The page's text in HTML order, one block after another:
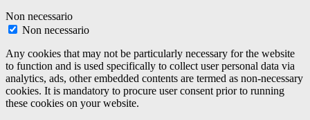
Non necessario
Non necessario
Any cookies that may not be particularly necessary for the website
to function and is used specifically to collect user personal data via
analytics, ads, other embedded contents are termed as non-necessary
cookies. It is mandatory to procure user consent prior to running
these cookies on your website.